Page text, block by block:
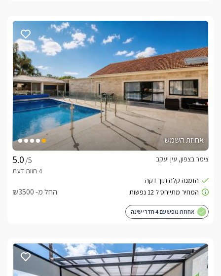
אחוזת השמש
/5
צימר בצפון, עין יעקב
החל מ- ₪3500
אחוזת נופש עם 4 חדרי שינה